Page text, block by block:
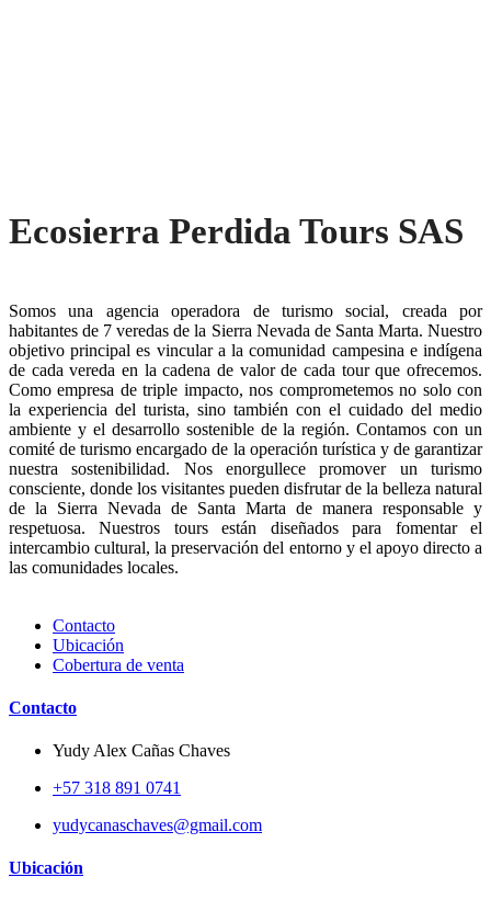
Ecosierra Perdida Tours SAS
Somos una agencia operadora de turismo social, creada por
habitantes de 7 veredas de la Sierra Nevada de Santa Marta. Nuestro
objetivo principal es vincular a la comunidad campesina e indígena
de cada vereda en la cadena de valor de cada tour que ofrecemos.
Como empresa de triple impacto, nos comprometemos no solo con
la experiencia del turista, sino también con el cuidado del medio
ambiente y el desarrollo sostenible de la región. Contamos con un
comité de turismo encargado de la operación turística y de garantizar
nuestra sostenibilidad. Nos enorgullece promover un turismo
consciente, donde los visitantes pueden disfrutar de la belleza natural
de la Sierra Nevada de Santa Marta de manera responsable y
respetuosa. Nuestros tours están diseñados para fomentar el
intercambio cultural, la preservación del entorno y el apoyo directo a
las comunidades locales.
Contacto
Ubicación
Cobertura de venta
Contacto
Yudy Alex Cañas Chaves
+57 318 891 0741
yudycanaschaves@gmail.com
Ubicación